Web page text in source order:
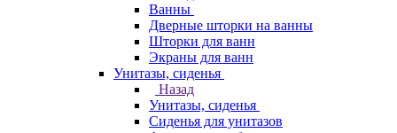
Ванны
Дверные шторки на ванны
Шторки для ванн
Экраны для ванн
Унитазы, сиденья
Назад
Унитазы, сиденья
Сиденья для унитазов